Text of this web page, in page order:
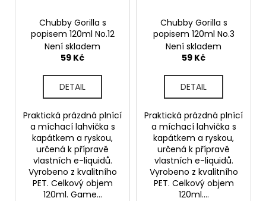
Chubby Gorilla s
popisem 120ml No.12
Není skladem
59 Kč
DETAIL
Praktická prázdná plnící
a míchací lahvička s
kapátkem a ryskou,
určená k přípravě
vlastních e-liquidů.
Vyrobeno z kvalitního
PET. Celkový objem
120ml. Game...
Chubby Gorilla s
popisem 120ml No.3
Není skladem
59 Kč
DETAIL
Praktická prázdná plnící
a míchací lahvička s
kapátkem a ryskou,
určená k přípravě
vlastních e-liquidů.
Vyrobeno z kvalitního
PET. Celkový objem
120ml....